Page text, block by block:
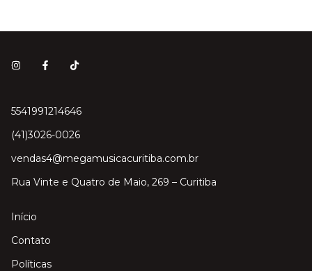
5541991214646
(41)3026-0026
vendas4@megamusicacuritiba.com.br
Rua Vinte e Quatro de Maio, 269 – Curitiba
Início
Contato
Políticas